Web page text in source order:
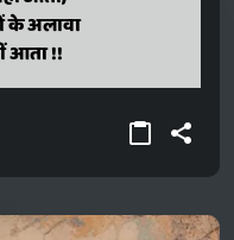
के अलावा
आता !!
ke alaava
aata !!